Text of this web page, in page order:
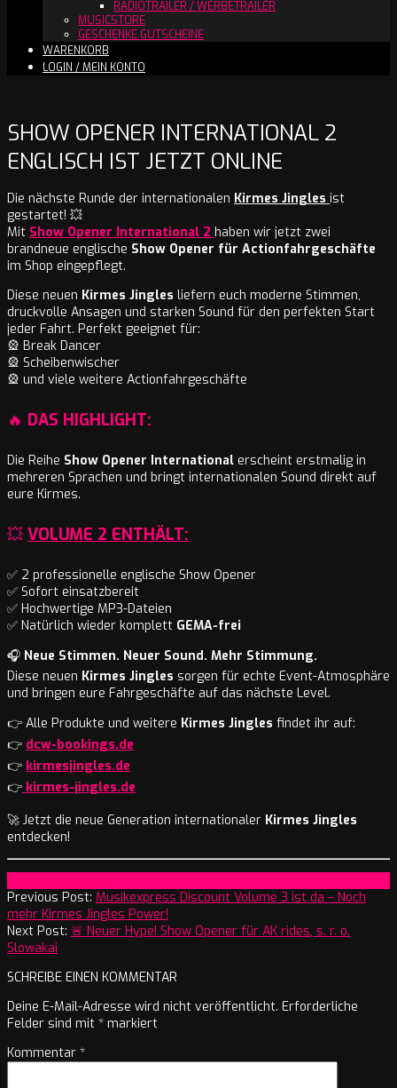
RADIOTRAILER / WERBETRAILER
MUSICSTORE
GESCHENKE GUTSCHEINE
WARENKORB
LOGIN / MEIN KONTO
SHOW OPENER INTERNATIONAL 2
ENGLISCH IST JETZT ONLINE
Die nächste Runde der internationalen Kirmes Jingles ist
gestartet! 💥
Mit Show Opener International 2 haben wir jetzt zwei
brandneue englische Show Opener für Actionfahrgeschäfte
im Shop eingepflegt.
Diese neuen Kirmes Jingles liefern euch moderne Stimmen,
druckvolle Ansagen und starken Sound für den perfekten Start
jeder Fahrt. Perfekt geeignet für:
🎡 Break Dancer
🎡 Scheibenwischer
🎡 und viele weitere Actionfahrgeschäfte
🔥 DAS HIGHLIGHT:
Die Reihe Show Opener International erscheint erstmalig in
mehreren Sprachen und bringt internationalen Sound direkt auf
eure Kirmes.
💥 VOLUME 2 ENTHÄLT:
✅ 2 professionelle englische Show Opener
✅ Sofort einsatzbereit
✅ Hochwertige MP3-Dateien
✅ Natürlich wieder komplett GEMA-frei
🎧 Neue Stimmen. Neuer Sound. Mehr Stimmung.
Diese neuen Kirmes Jingles sorgen für echte Event-Atmosphäre
und bringen eure Fahrgeschäfte auf das nächste Level.
👉 Alle Produkte und weitere Kirmes Jingles findet ihr auf:
👉 dcw-bookings.de
👉 kirmesjingles.de
👉 kirmes-jingles.de
🚀 Jetzt die neue Generation internationaler Kirmes Jingles
entdecken!
05-
17
Previous Post: Musikexpress Discount Volume 3 ist da – Noch
mehr Kirmes Jingles Power!
Next Post: 🚨 Neuer Hype! Show Opener für AK rides, s. r. o.
Slowakai
SCHREIBE EINEN KOMMENTAR
Deine E-Mail-Adresse wird nicht veröffentlicht. Erforderliche
Felder sind mit * markiert
Kommentar *